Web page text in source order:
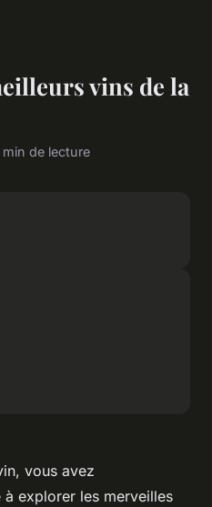
vins de la
min de lecture
vous avez
explorer les merveilles